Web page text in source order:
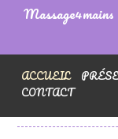
ACCUEIL
CONTACT